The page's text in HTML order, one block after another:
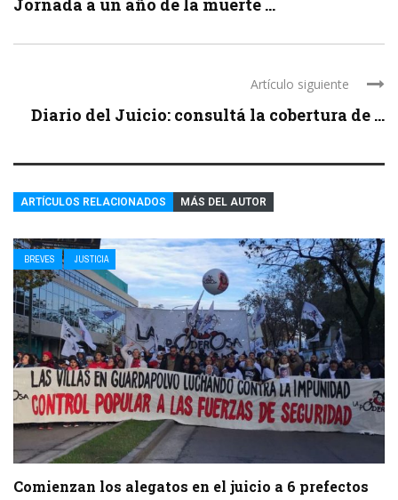
Artículo siguiente
Diario del Juicio: consultá la cobertura de ...
ARTÍCULOS RELACIONADOS MÁS DEL AUTOR
BREVES JUSTICIA
Comienzan los alegatos en el juicio a 6 prefectos